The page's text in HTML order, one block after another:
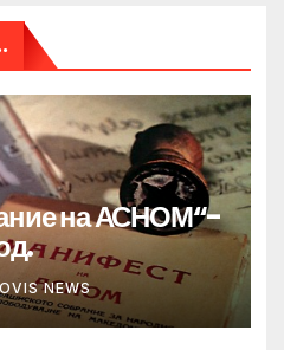
на АСНОМ“-
NEWS